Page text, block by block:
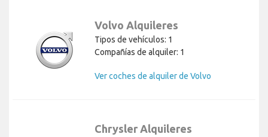
Volvo Alquileres
Tipos de vehículos: 1
Compañías de alquiler: 1
Ver coches de alquiler de Volvo
Chrysler Alquileres